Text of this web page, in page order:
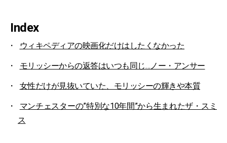
Index
ウィキペディアの映画化だけはしたくなかった
モリッシーからの返答はいつも同じ…ノー・アンサー
女性だけが見抜いていた、モリッシーの輝きや本質
マンチェスターの”特別な10年間”から生まれたザ・スミ
ス